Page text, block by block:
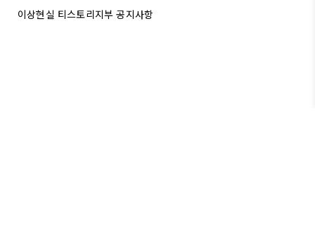
청결 서비스면에서 아주 만족했답니다. 먼저 여러가지
밥이 보입니다. 이그제큐티브 라운지는 20층에 있고
이상현실 티스토리지부 공지사항